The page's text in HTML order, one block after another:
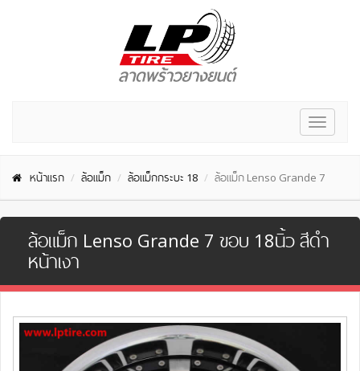
Toggle
หน้าแรก ล้อแม็ก ล้อแม็กกระบะ 18 ล้อแม็ก Lenso Grande 7
ล้อแม็ก Lenso Grande 7 ขอบ 18นิ้ว สีดำ
หน้าเงา